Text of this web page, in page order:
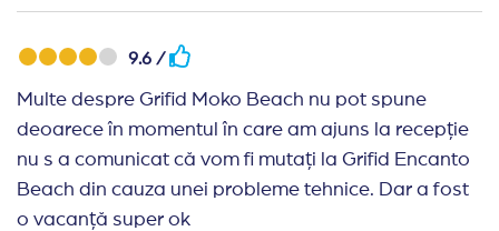
9.6 /
Multe despre Grifid Moko Beach nu pot spune
deoarece în momentul în care am ajuns la recepție
nu s a comunicat că vom fi mutați la Grifid Encanto
Beach din cauza unei probleme tehnice. Dar a fost
o vacanță super ok